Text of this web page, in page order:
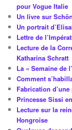
pour Vogue Italie
Un livre sur
Un portrait
Lettre de
Lecture de la
Katharina Schratt
La « Semaine de
Comment
Fabrication
Princesse Sissi
Lecture sur la
Hongroise